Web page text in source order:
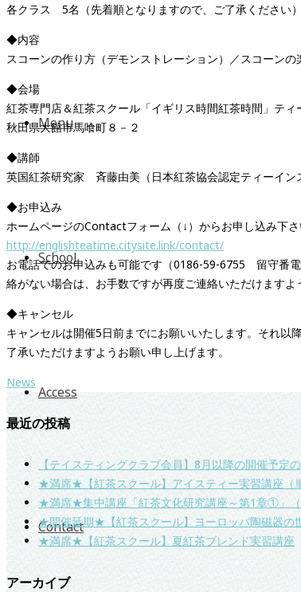
Menu
School
Access
Contact
各クラス 5名（先着順となりますので、ご了承ください）
◆内容
スコーンの作り方（デモンストレーション）／スコーンの
◆会場
紅茶専門店＆紅茶スクール「イギリス時間紅茶時間」ティ
秋田県大館市馬喰町８－２
◆講師
英国紅茶研究家 斉藤由美（日本紅茶協会認定ティーイン
◆お申込み
ホームページのContactフォーム（↓）からお申し込み下
http://englishteatime.citysite.link/contact/
お電話でのお申込みも可能です（0186-59-6755 留守番
絡がない場合は、お手数ですが再度ご連絡いただけますよ
◆キャンセル
キャンセルは開催5日前までにお願いいたします。それ
了承いただけますようお願い申し上げます。
News
最近の投稿
【テイスティングクラブ会員】8月以降の開催予定
★満席★【紅茶スクール】アイスティー実習講座（
★満席★集中講座「紅茶文化研究講座～第1章①」（
★開催延期★【紅茶スクール】ヨーロッパ陶磁器の
★満席★【紅茶スクール】夏紅茶ブレンド実習講座
アーカイブ